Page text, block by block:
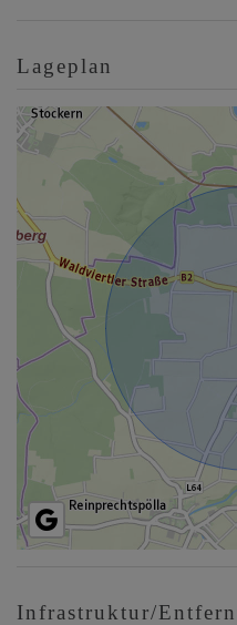
Lageplan
Infrastruktur/